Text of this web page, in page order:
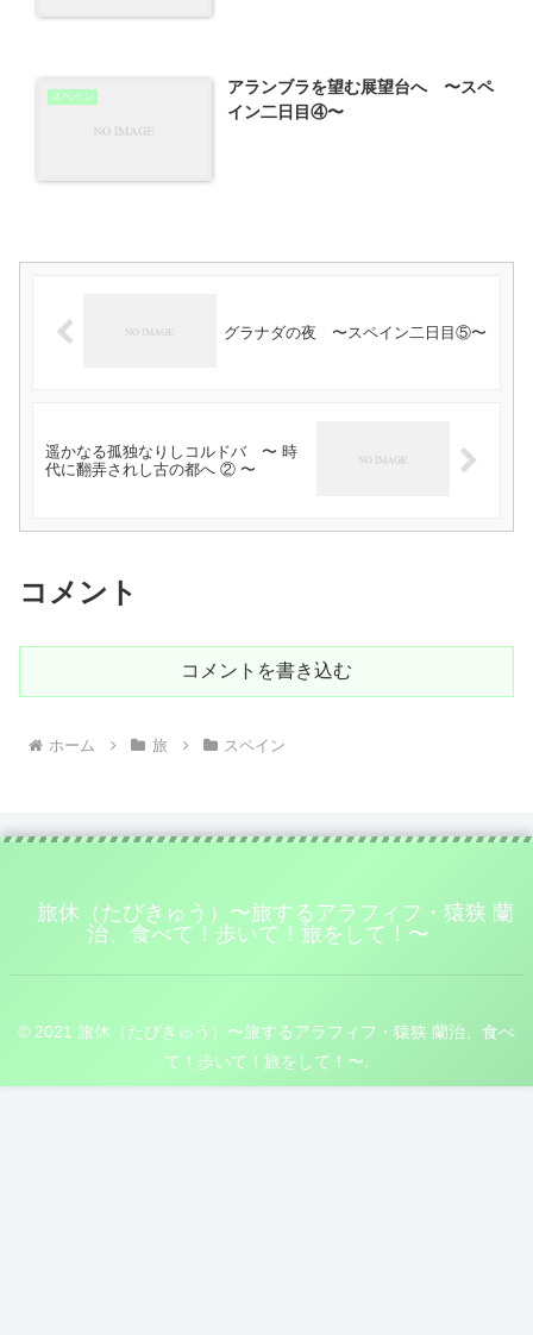
スペイン
アランブラを望む展望台へ 〜スペ
イン二日目④〜
グラナダの夜 〜スペイン二日目⑤〜
遥かなる孤独なりしコルドバ 〜 時
代に翻弄されし古の都へ ② 〜
コメント
コメントを書き込む
ホーム 旅 スペイン
旅休（たびきゅう）〜旅するアラフィフ・猿狭 蘭
治、食べて！歩いて！旅をして！〜
© 2021 旅休（たびきゅう）〜旅するアラフィフ・猿狭 蘭治、食べ
て！歩いて！旅をして！〜.